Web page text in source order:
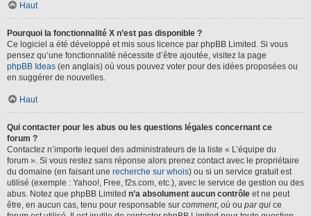
Haut
Pourquoi la fonctionnalité X n’est pas disponible ?
Ce logiciel a été développé et mis sous licence par phpBB Limited. Si vous
pensez qu’une fonctionnalité nécessite d’être ajoutée, visitez la page
phpBB Ideas (en anglais) où vous pouvez voter pour des idées proposées ou
en suggérer de nouvelles.
Haut
Qui contacter pour les abus ou les questions légales concernant ce
forum ?
Contactez n’importe lequel des administrateurs de la liste « L’équipe du
forum ». Si vous restez sans réponse alors prenez contact avec le propriétaire
du domaine (en faisant une recherche sur whois) ou si un service gratuit est
utilisé (exemple : Yahoo!, Free, f2s.com, etc.), avec le service de gestion ou des
abus. Notez que phpBB Limited n’a absolument aucun contrôle et ne peut
être, en aucun cas, tenu pour responsable sur comment, où ou par qui ce